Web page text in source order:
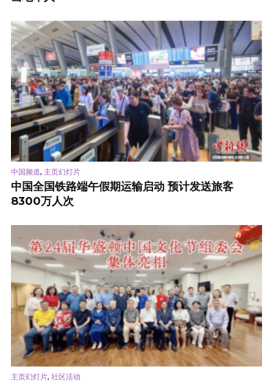
中国频道, 主页幻灯片
中国全国铁路端午假期运输启动 预计发送旅客
8300万人次
主页幻灯片, 社区活动